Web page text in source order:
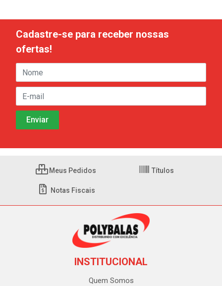
Cadastre-se para receber nossas
ofertas!
Meus Pedidos Títulos
Notas Fiscais
INSTITUCIONAL
Quem Somos